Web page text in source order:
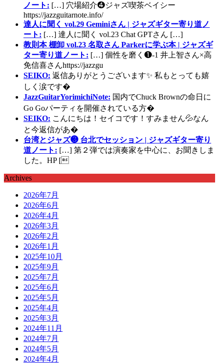
ノート: […] 穴場紹介❹ジャズ喫茶ベイシー
https://jazzguitarnote.info/
達人に聞く vol.29 Geminiさん | ジャズギター寄り道ノ
ート: […] 達人に聞く vol.23 Chat GPTさん […]
教則本 棚卸 vol.23 名取さん Parkerに学ぶ本 | ジャズギ
ター寄り道ノート: […] 個性を磨く❶-1 井上智さん×高
免信喜さんhttps://jazzgu
SEIKO: 返信ありがとうございます✨ 私もとっても嬉
しく涙です�
JazzGuitarYorimichiNote: 国内でChuck Brownの命日に
Go Goパーティを開催されている方�
SEIKO: こんにちは！セイコです！すみません💦なん
と今返信があ�
台湾とジャズ❸ 台北でセッション | ジャズギター寄り
道ノート: […] 第２弾では演奏家を中心に、お聞きしま
した。HP [
Archives
2026年7月
2026年6月
2026年4月
2026年3月
2026年2月
2026年1月
2025年10月
2025年9月
2025年7月
2025年6月
2025年5月
2025年4月
2025年3月
2024年11月
2024年7月
2024年5月
2024年4月